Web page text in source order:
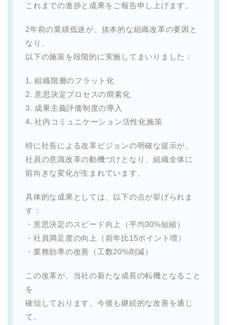
これまでの進捗と成果をご報告申し上げます。
2年前の業績低迷が、抜本的な組織改革の要因と
なり、
以下の施策を段階的に実施してまいりました：
1. 組織階層のフラット化
2. 意思決定プロセスの簡素化
3. 成果主義評価制度の導入
4. 社内コミュニケーション活性化施策
特に社長による改革ビジョンの明確な提示が、
社員の意識改革の動機づけとなり、組織全体に
前向きな変化が生まれています。
具体的な成果としては、以下の点が挙げられま
す：
・意思決定のスピード向上（平均30%短縮）
・社員満足度の向上（前年比15ポイント増）
・業務効率の改善（工数20%削減）
この改革が、当社の新たな成長の転機となること
を
確信しております。今後も継続的な改善を通じ
て、